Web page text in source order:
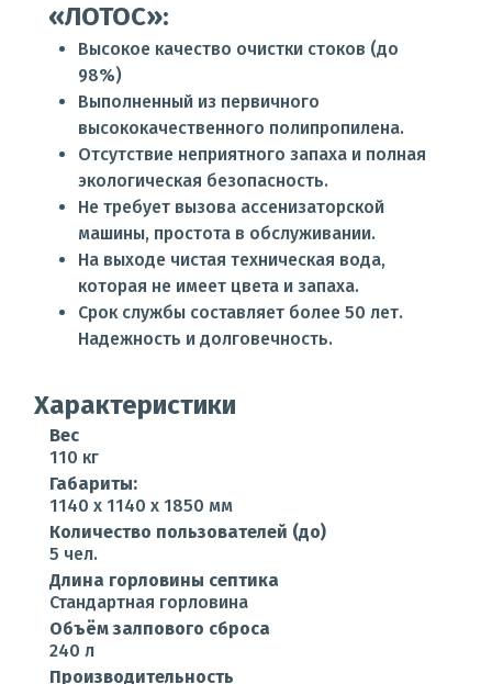
«ЛОТОС»:
Высокое качество очистки стоков (до
98%)
Выполненный из первичного
высококачественного полипропилена.
Отсутствие неприятного запаха и полная
экологическая безопасность.
Не требует вызова ассенизаторской
машины, простота в обслуживании.
На выходе чистая техническая вода,
которая не имеет цвета и запаха.
Срок службы составляет более 50 лет.
Надежность и долговечность.
Характеристики
Вес
110 кг
Габариты:
1140 x 1140 x 1850 мм
Количество пользователей (до)
5 чел.
Длина горловины септика
Стандартная горловина
Объём залпового сброса
240 л
Производительность